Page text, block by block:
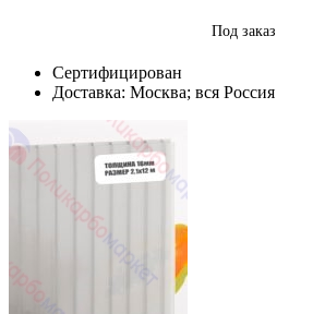
Под заказ
Сертифицирован
Доставка: Москва; вся Россия